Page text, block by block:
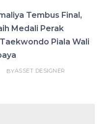
Tembus Final,
Medali Perak
Piala Wali
BYASSET DESIGNER